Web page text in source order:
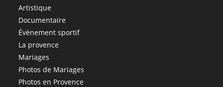
Artistique
Documentaire
Évènement sportif
La provence
Mariages
Photos de Mariages
Photos en Provence